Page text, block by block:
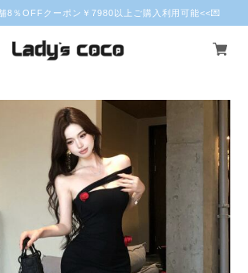
8％OFFクーポン￥7980以上ご購入利用可能<<💌